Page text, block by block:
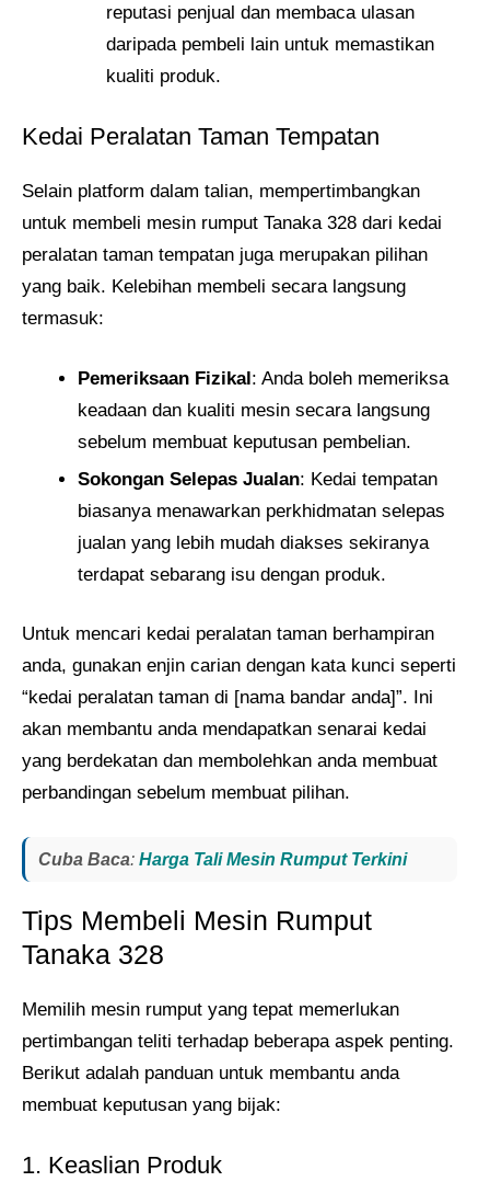
reputasi penjual dan membaca ulasan
daripada pembeli lain untuk memastikan
kualiti produk.
Kedai Peralatan Taman Tempatan
Selain platform dalam talian, mempertimbangkan
untuk membeli mesin rumput Tanaka 328 dari kedai
peralatan taman tempatan juga merupakan pilihan
yang baik. Kelebihan membeli secara langsung
termasuk:
Pemeriksaan Fizikal: Anda boleh memeriksa
keadaan dan kualiti mesin secara langsung
sebelum membuat keputusan pembelian.
Sokongan Selepas Jualan: Kedai tempatan
biasanya menawarkan perkhidmatan selepas
jualan yang lebih mudah diakses sekiranya
terdapat sebarang isu dengan produk.
Untuk mencari kedai peralatan taman berhampiran
anda, gunakan enjin carian dengan kata kunci seperti
“kedai peralatan taman di [nama bandar anda]”. Ini
akan membantu anda mendapatkan senarai kedai
yang berdekatan dan membolehkan anda membuat
perbandingan sebelum membuat pilihan.
Cuba Baca: Harga Tali Mesin Rumput​ Terkini
Tips Membeli Mesin Rumput
Tanaka 328
Memilih mesin rumput yang tepat memerlukan
pertimbangan teliti terhadap beberapa aspek penting.
Berikut adalah panduan untuk membantu anda
membuat keputusan yang bijak:
1. Keaslian Produk